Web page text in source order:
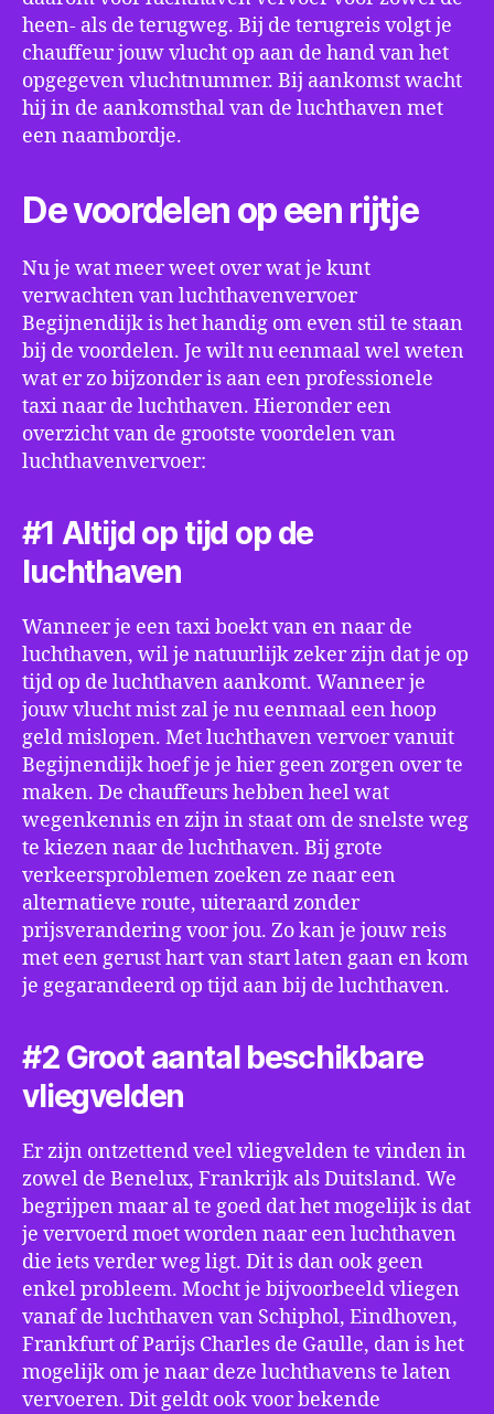
heen- als de terugweg. Bij de terugreis volgt je
chauffeur jouw vlucht op aan de hand van het
opgegeven vluchtnummer. Bij aankomst wacht
hij in de aankomsthal van de luchthaven met
een naambordje.
De voordelen op een rijtje
Nu je wat meer weet over wat je kunt
verwachten van luchthavenvervoer
Begijnendijk is het handig om even stil te staan
bij de voordelen. Je wilt nu eenmaal wel weten
wat er zo bijzonder is aan een professionele
taxi naar de luchthaven. Hieronder een
overzicht van de grootste voordelen van
luchthavenvervoer:
#1 Altijd op tijd op de
luchthaven
Wanneer je een taxi boekt van en naar de
luchthaven, wil je natuurlijk zeker zijn dat je op
tijd op de luchthaven aankomt. Wanneer je
jouw vlucht mist zal je nu eenmaal een hoop
geld mislopen. Met luchthaven vervoer vanuit
Begijnendijk hoef je je hier geen zorgen over te
maken. De chauffeurs hebben heel wat
wegenkennis en zijn in staat om de snelste weg
te kiezen naar de luchthaven. Bij grote
verkeersproblemen zoeken ze naar een
alternatieve route, uiteraard zonder
prijsverandering voor jou. Zo kan je jouw reis
met een gerust hart van start laten gaan en kom
je gegarandeerd op tijd aan bij de luchthaven.
#2 Groot aantal beschikbare
vliegvelden
Er zijn ontzettend veel vliegvelden te vinden in
zowel de Benelux, Frankrijk als Duitsland. We
begrijpen maar al te goed dat het mogelijk is dat
je vervoerd moet worden naar een luchthaven
die iets verder weg ligt. Dit is dan ook geen
enkel probleem. Mocht je bijvoorbeeld vliegen
vanaf de luchthaven van Schiphol, Eindhoven,
Frankfurt of Parijs Charles de Gaulle, dan is het
mogelijk om je naar deze luchthavens te laten
vervoeren. Dit geldt ook voor bekende